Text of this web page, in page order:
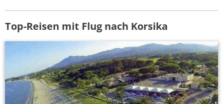
Top-Reisen mit Flug nach Korsika